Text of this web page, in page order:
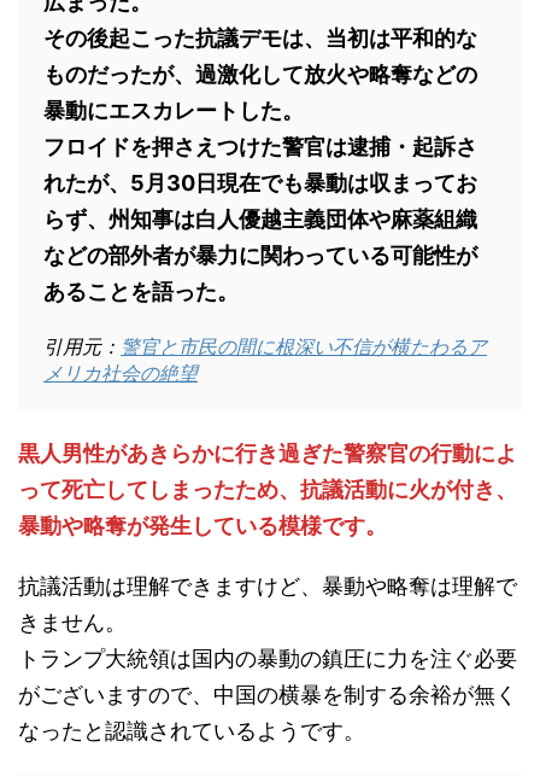
その後起こった抗議デモは、当初は平和的な
ものだったが、過激化して放火や略奪などの
暴動にエスカレートした。
フロイドを押さえつけた警官は逮捕・起訴さ
れたが、5月30日現在でも暴動は収まってお
らず、州知事は白人優越主義団体や麻薬組織
などの部外者が暴力に関わっている可能性が
あることを語った。
引用元： 警官と市民の間に根深い不信が横たわるア
メリカ社会の絶望
黒人男性があきらかに行き過ぎた警察官の行動によ
って死亡してしまったため、抗議活動に火が付き、
暴動や略奪が発生している模様です。
抗議活動は理解できますけど、暴動や略奪は理解で
きません。
トランプ大統領は国内の暴動の鎮圧に力を注ぐ必要
がございますので、中国の横暴を制する余裕が無く
なったと認識されているようです。